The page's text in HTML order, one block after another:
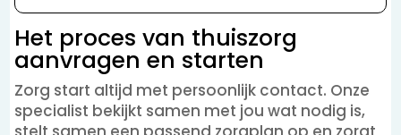
Het proces van thuiszorg
aanvragen en starten
Zorg start altijd met persoonlijk contact. Onze
specialist bekijkt samen met jou wat nodig is,